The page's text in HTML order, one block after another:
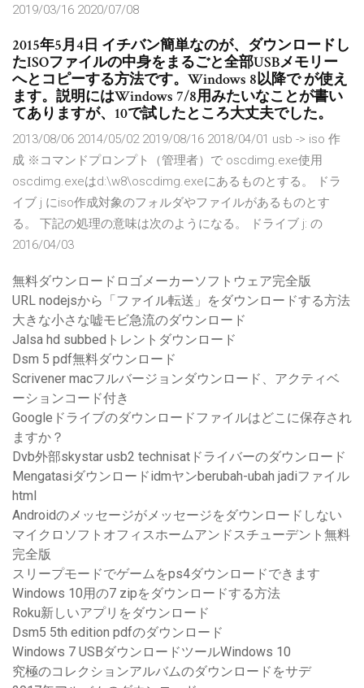
2019/03/16 2020/07/08
2015年5月4日 イチバン簡単なのが、ダウンロードし
たISOファイルの中身をまるごと全部USBメモリー
へとコピーする方法です。Windows 8以降で が使え
ます。説明にはWindows 7/8用みたいなことが書い
てありますが、10で試したところ大丈夫でした。
2013/08/06 2014/05/02 2019/08/16 2018/04/01 usb -> iso 作
成 ※コマンドプロンプト（管理者）で oscdimg.exe使用
oscdimg.exeはd:\w8\oscdimg.exeにあるものとする。 ドラ
イブ j にiso作成対象のフォルダやファイルがあるものとす
る。 下記の処理の意味は次のようになる。 ドライブ j: の
2016/04/03
無料ダウンロードロゴメーカーソフトウェア完全版
URL nodejsから「ファイル転送」をダウンロードする方法
大きな小さな嘘モビ急流のダウンロード
Jalsa hd subbedトレントダウンロード
Dsm 5 pdf無料ダウンロード
Scrivener macフルバージョンダウンロード、アクティベ
ーションコード付き
Googleドライブのダウンロードファイルはどこに保存され
ますか？
Dvb外部skystar usb2 technisatドライバーのダウンロード
Mengatasiダウンロードidmヤンberubah-ubah jadiファイル
html
Androidのメッセージがメッセージをダウンロードしない
マイクロソフトオフィスホームアンドスチューデント無料
完全版
スリープモードでゲームをps4ダウンロードできます
Windows 10用の7 zipをダウンロードする方法
Roku新しいアプリをダウンロード
Dsm5 5th edition pdfのダウンロード
Windows 7 USBダウンロードツールWindows 10
究極のコレクションアルバムのダウンロードをサデ